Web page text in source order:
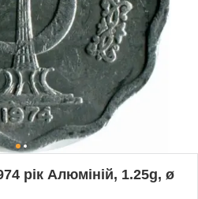
рік Алюміній, 1.25g, ø